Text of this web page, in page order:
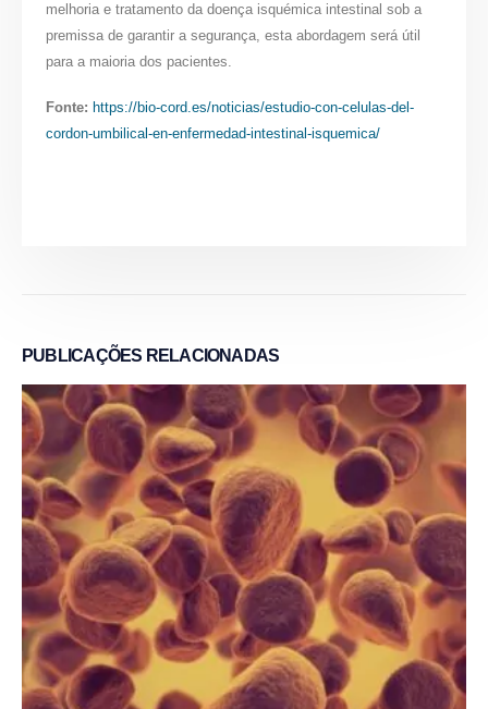
melhoria e tratamento da doença isquémica intestinal sob a
premissa de garantir a segurança, esta abordagem será útil
para a maioria dos pacientes.
Fonte: https://bio-cord.es/noticias/estudio-con-celulas-del-
cordon-umbilical-en-enfermedad-intestinal-isquemica/
PUBLICAÇÕES RELACIONADAS